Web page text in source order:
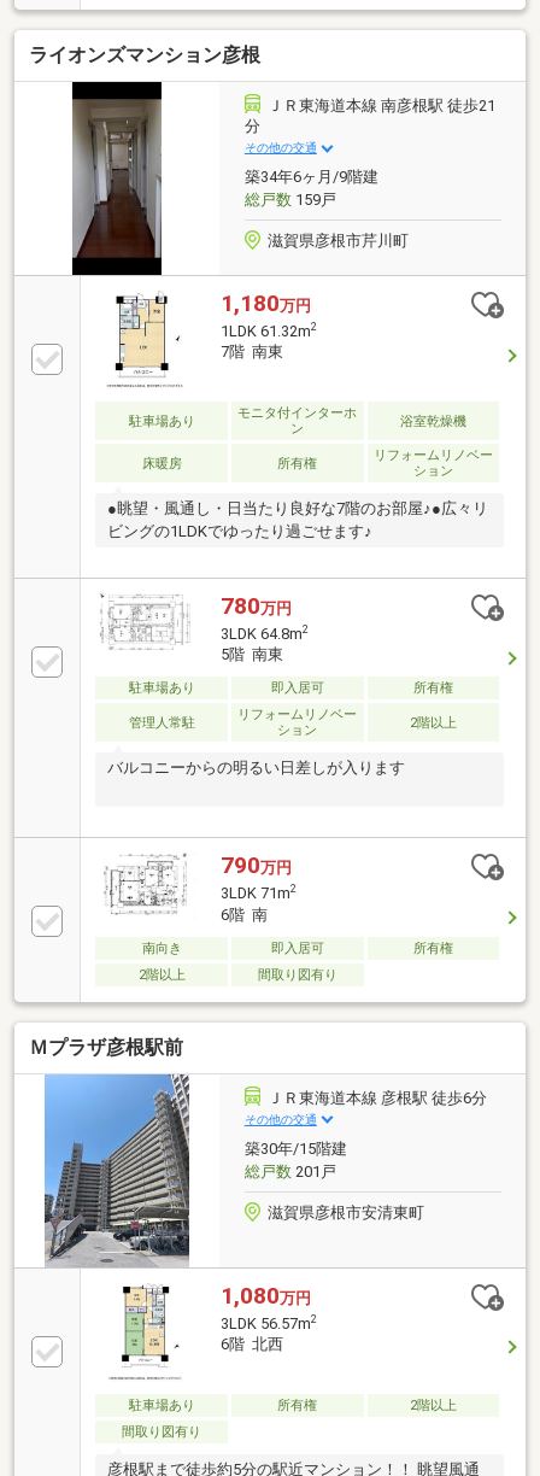
ライオンズマンション彦根
ＪＲ東海道本線 南彦根駅 徒歩21
分
その他の交通
築34年6ヶ月/9階建
総戸数159戸
滋賀県彦根市芹川町
1,180万円
1LDK 61.32m2
7階 南東
駐車場あり
モニタ付インターホ
ン
浴室乾燥機
床暖房 所有権
リフォームリノベー
ション
●眺望・風通し・日当たり良好な7階のお部屋♪●広々リ
ビングの1LDKでゆったり過ごせます♪
780万円
3LDK 64.8m2
5階 南東
駐車場あり 即入居可 所有権
管理人常駐
リフォームリノベー
ション
2階以上
バルコニーからの明るい日差しが入ります
790万円
3LDK 71m2
6階 南
南向き 即入居可
所有権
2階以上
間取り図有り
Ｍプラザ彦根駅前
ＪＲ東海道本線 彦根駅 徒歩6分
その他の交通
築30年/15階建
総戸数201戸
滋賀県彦根市安清東町
1,080万円
3LDK 56.57m2
6階 北西
駐車場あり 所有権
2階以上
間取り図有り
彦根駅まで徒歩約5分の駅近マンション！！ 眺望風通